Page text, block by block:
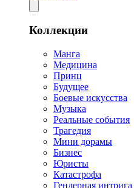
Коллекции
Манга
Медицина
Принц
Будущее
Боевые искусства
Музыка
Реальные события
Трагедия
Мини дорамы
Бизнес
Юристы
Катастрофа
Гендерная интрига